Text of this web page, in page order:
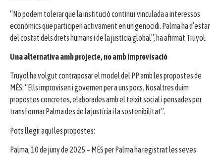
“No podem tolerar que la institució continuï vinculada a interessos
econòmics que participen activament en un genocidi. Palma ha d’estar
del costat dels drets humans i de la justícia global”, ha afirmat Truyol.
Una alternativa amb projecte, no amb improvisació
Truyol ha volgut contraposar el model del PP amb les propostes de
MÉS: “Ells improvisen i governen per a uns pocs. Nosaltres duim
propostes concretes, elaborades amb el teixit social i pensades per
transformar Palma des de la justícia i la sostenibilitat”.
Pots llegir aquí les propostes:
Palma, 10 de juny de 2025 – MÉS per Palma ha registrat les seves